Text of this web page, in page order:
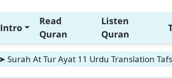
Intro
Read
Quran
Listen
Quran
➤ Surah At Tur Ayat 11 Urdu Translation